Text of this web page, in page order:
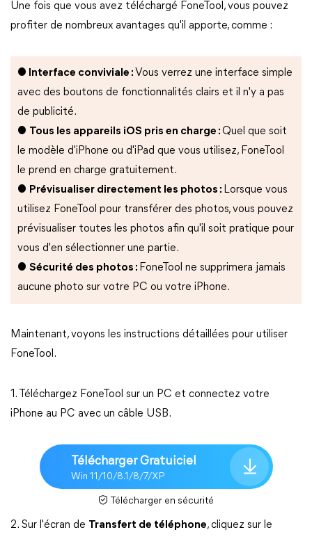
Une fois que vous avez téléchargé FoneTool, vous pouvez
profiter de nombreux avantages qu'il apporte, comme :
● Interface conviviale : Vous verrez une interface simple
avec des boutons de fonctionnalités clairs et il n'y a pas
de publicité.
● Tous les appareils iOS pris en charge :Quel que soit
le modèle d'iPhone ou d'iPad que vous utilisez, FoneTool
le prend en charge gratuitement.
● Prévisualiser directement les photos : Lorsque vous
utilisez FoneTool pour transférer des photos, vous pouvez
prévisualiser toutes les photos afin qu'il soit pratique pour
vous d'en sélectionner une partie.
● Sécurité des photos : FoneTool ne supprimera jamais
aucune photo sur votre PC ou votre iPhone.
Maintenant, voyons les instructions détaillées pour utiliser
FoneTool.
1. Téléchargez FoneTool sur un PC et connectez votre
iPhone au PC avec un câble USB.
Télécharger Gratuiciel
Win 11/10/8.1/8/7/XP
Télécharger en sécurité
2. Sur l'écran de Transfert de téléphone, cliquez sur le